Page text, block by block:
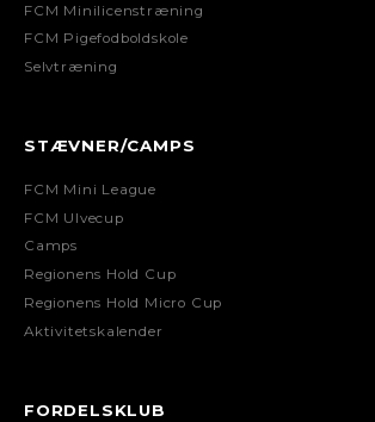
FCM Minilicenstræning
FCM Pigefodboldskole
Selvtræning
STÆVNER/CAMPS
FCM Mini League
FCM Ulvecup
Camps
Regionens Hold Cup
Regionens Hold Micro Cup
Aktivitetskalender
FORDELSKLUB